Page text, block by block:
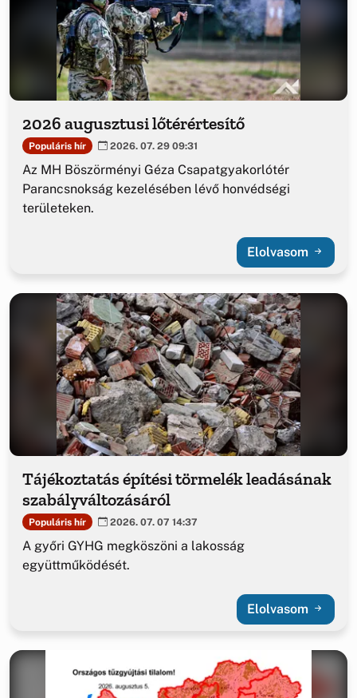
2026 augusztusi lőtérértesítő
Populáris hír 2026. 07. 29 09:31
Az MH Böszörményi Géza Csapatgyakorlótér
Parancsnokság kezelésében lévő honvédségi
területeken.
Elolvasom
Tájékoztatás építési törmelék leadásának
szabályváltozásáról
Populáris hír 2026. 07. 07 14:37
A győri GYHG megköszöni a lakosság
együttműködését.
Elolvasom